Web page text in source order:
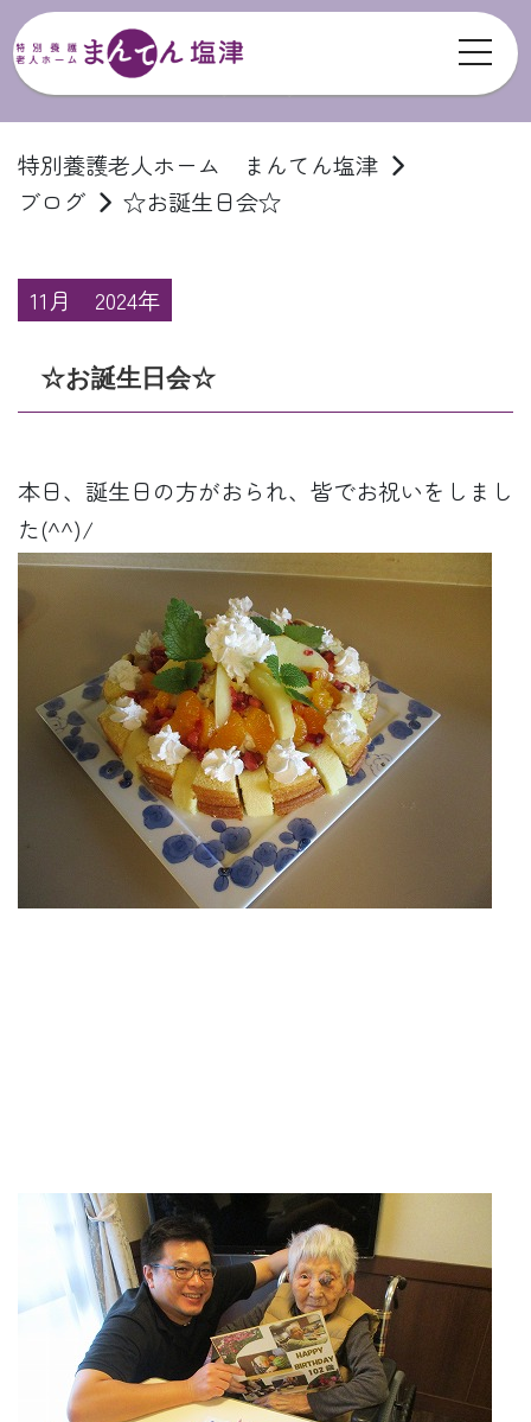
特別養護老人ホーム まんてん塩津
ブログ
☆お誕生日会☆
11月 2024年
☆お誕生日会☆
本日、誕生日の方がおられ、皆でお祝いをしまし
た(^^)/